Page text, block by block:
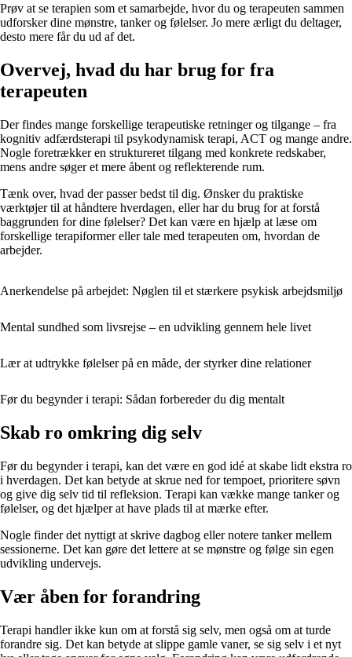
Prøv at se terapien som et samarbejde, hvor du og terapeuten sammen
udforsker dine mønstre, tanker og følelser. Jo mere ærligt du deltager,
desto mere får du ud af det.
Overvej, hvad du har brug for fra
terapeuten
Der findes mange forskellige terapeutiske retninger og tilgange – fra
kognitiv adfærdsterapi til psykodynamisk terapi, ACT og mange andre.
Nogle foretrækker en struktureret tilgang med konkrete redskaber,
mens andre søger et mere åbent og reflekterende rum.
Tænk over, hvad der passer bedst til dig. Ønsker du praktiske
værktøjer til at håndtere hverdagen, eller har du brug for at forstå
baggrunden for dine følelser? Det kan være en hjælp at læse om
forskellige terapiformer eller tale med terapeuten om, hvordan de
arbejder.
Anerkendelse på arbejdet: Nøglen til et stærkere psykisk arbejdsmiljø
Mental sundhed som livsrejse – en udvikling gennem hele livet
Lær at udtrykke følelser på en måde, der styrker dine relationer
Før du begynder i terapi: Sådan forbereder du dig mentalt
Skab ro omkring dig selv
Før du begynder i terapi, kan det være en god idé at skabe lidt ekstra ro
i hverdagen. Det kan betyde at skrue ned for tempoet, prioritere søvn
og give dig selv tid til refleksion. Terapi kan vække mange tanker og
følelser, og det hjælper at have plads til at mærke efter.
Nogle finder det nyttigt at skrive dagbog eller notere tanker mellem
sessionerne. Det kan gøre det lettere at se mønstre og følge sin egen
udvikling undervejs.
Vær åben for forandring
Terapi handler ikke kun om at forstå sig selv, men også om at turde
forandre sig. Det kan betyde at slippe gamle vaner, se sig selv i et nyt